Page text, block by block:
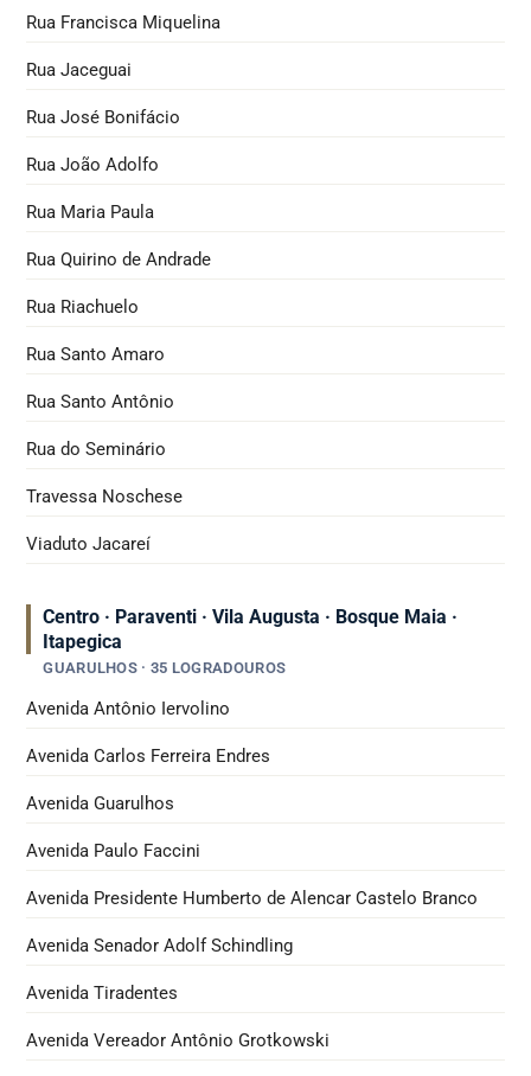
Rua Francisca Miquelina
Rua Jaceguai
Rua José Bonifácio
Rua João Adolfo
Rua Maria Paula
Rua Quirino de Andrade
Rua Riachuelo
Rua Santo Amaro
Rua Santo Antônio
Rua do Seminário
Travessa Noschese
Viaduto Jacareí
Centro · Paraventi · Vila Augusta · Bosque Maia ·
Itapegica
GUARULHOS · 35 LOGRADOUROS
Avenida Antônio Iervolino
Avenida Carlos Ferreira Endres
Avenida Guarulhos
Avenida Paulo Faccini
Avenida Presidente Humberto de Alencar Castelo Branco
Avenida Senador Adolf Schindling
Avenida Tiradentes
Avenida Vereador Antônio Grotkowski